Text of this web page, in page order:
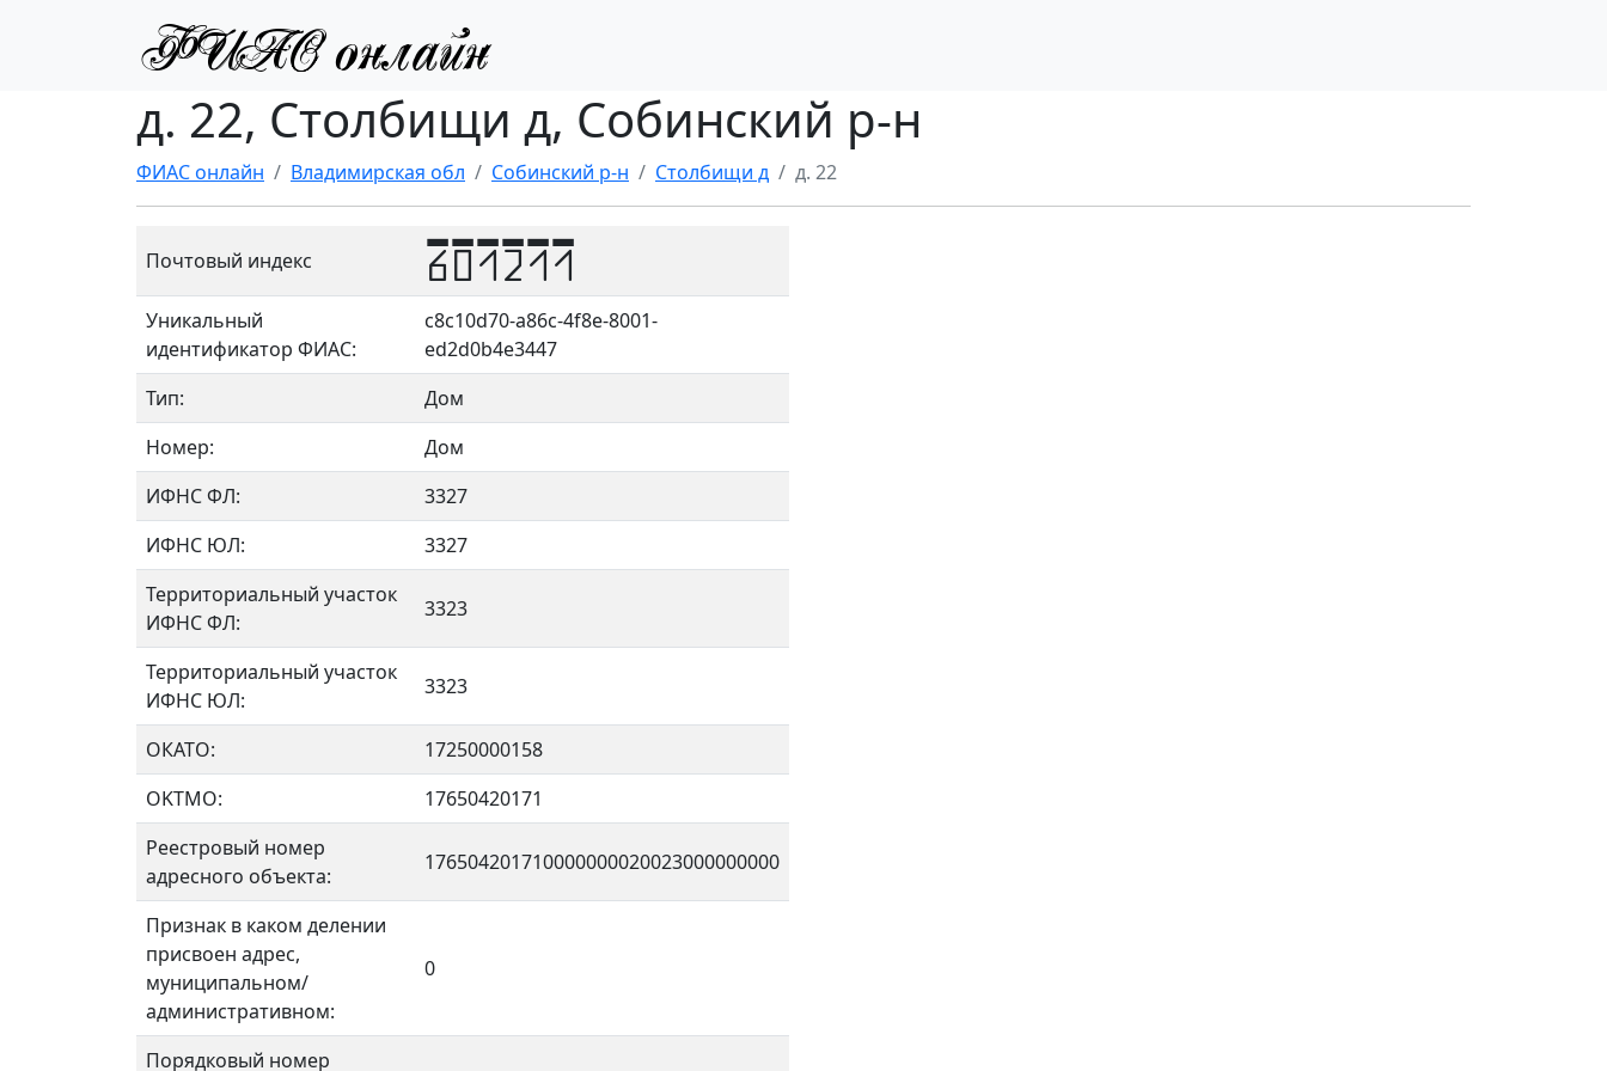
д. 22, Столбищи д, Собинский р-н
ФИАС онлайн Владимирская обл Собинский р-н Столбищи д д. 22
Почтовый индекс 601211
Уникальный
идентификатор ФИАС:
c8c10d70-a86c-4f8e-8001-
ed2d0b4e3447
Тип:
Дом
Номер:
Дом
ИФНС ФЛ:
3327
ИФНС ЮЛ:
3327
Территориальный участок
ИФНС ФЛ:
3323
Территориальный участок
ИФНС ЮЛ:
3323
ОКАТО:
17250000158
OKTMO:
17650420171
Реестровый номер
адресного объекта:
176504201710000000020023000000000
Признак в каком делении
присвоен адрес,
муниципальном/
административном:
0
Порядковый номер